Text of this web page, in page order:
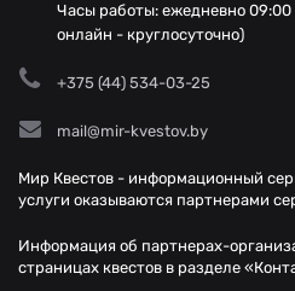
Часы работы: ежедневно 09:00
онлайн - круглосуточно)
+375 (44) 534-03-25
mail@mir-kvestov.by
Мир Квестов - информационный
услуги оказываются партнерами
Информация об партнерах-
страницах квестов в разделе